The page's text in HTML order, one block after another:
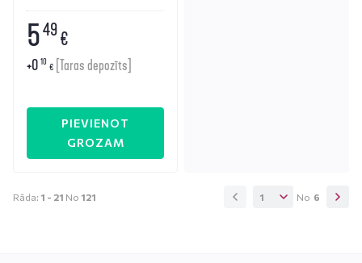
549€
+0 10 € [Taras depozīts]
PIEVIENOT
GROZAM
Rāda: 1 - 21 No 121 1 No 6